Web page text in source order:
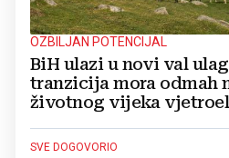
OZBILJAN POTENCIJAL
BiH ulazi u novi val
tranzicija mora odmah
životnog vijeka
SVE DOGOVORIO